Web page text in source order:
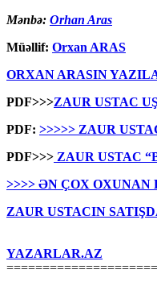
Mənbə: Orhan Aras
Müəllif: Orxan ARAS
ORXAN ARASIN
PDF>>>ZAUR USTAC
PDF: >>>>> ZAUR
PDF>>> ZAUR USTAC
>>>> ƏN ÇOX OXUNAN
ZAUR USTACIN
YAZARLAR.AZ